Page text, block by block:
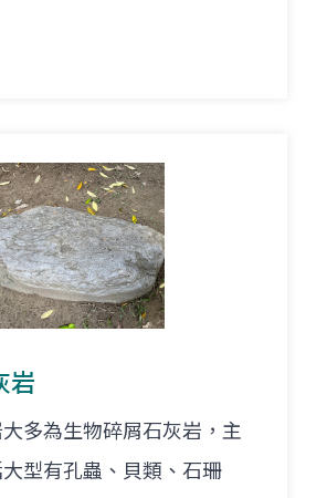
岩
多為生物碎屑石灰岩，主
型有孔蟲、貝類、石珊